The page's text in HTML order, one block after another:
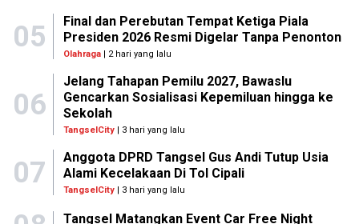
05
Final dan Perebutan Tempat Ketiga Piala
Presiden 2026 Resmi Digelar Tanpa Penonton
Olahraga| 2 hari yang lalu
06
Jelang Tahapan Pemilu 2027, Bawaslu
Gencarkan Sosialisasi Kepemiluan hingga ke
Sekolah
TangselCity| 3 hari yang lalu
07
Anggota DPRD Tangsel Gus Andi Tutup Usia
Alami Kecelakaan Di Tol Cipali
TangselCity| 3 hari yang lalu
Tangsel Matangkan Event Car Free Night